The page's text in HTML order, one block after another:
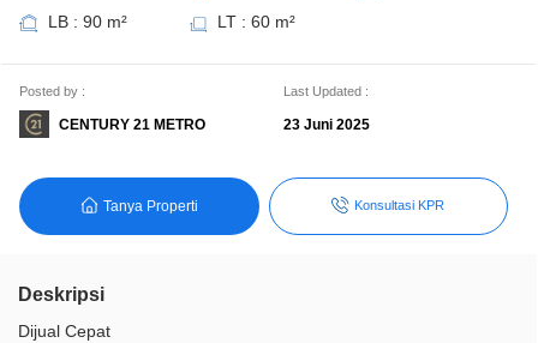
LB : 90 m²
LT : 60 m²
Posted by :
CENTURY 21 METRO
Last Updated :
23 Juni 2025
Tanya Properti Konsultasi KPR
Deskripsi
Dijual Cepat